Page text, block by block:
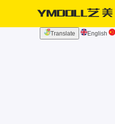
Translate English